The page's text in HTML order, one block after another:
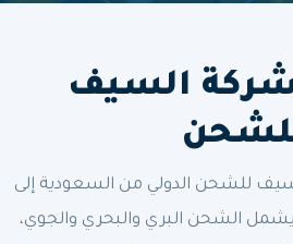
السيف
للشحن الدولي من السعودية إلى
يشمل الشحن البري والبحري والجوي،